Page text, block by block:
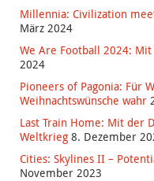
Millennia: Civilization
März 2024
We Are Football 2024:
2024
Pioneers of Pagonia: Für
Weihnachtswünsche wahr
Last Train Home: Mit der
Weltkrieg 8. Dezember
Cities: Skylines II –
November 2023